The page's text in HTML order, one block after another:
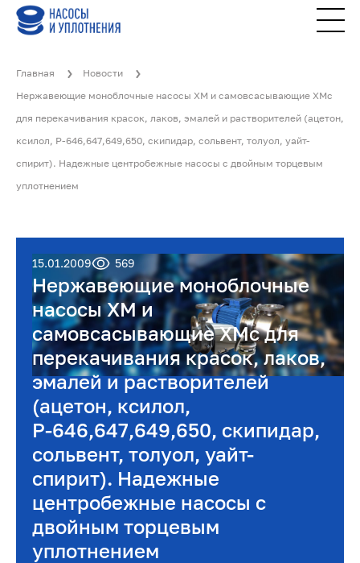
Главная
Новости
Нержавеющие моноблочные насосы ХМ и самовсасывающие ХМс
для перекачивания красок, лаков, эмалей и растворителей (ацетон,
ксилол, Р-646,647,649,650, скипидар, сольвент, толуол, уайт-
спирит). Надежные центробежные насосы с двойным торцевым
уплотнением
15.01.2009 569
Нержавеющие моноблочные
насосы ХМ и
самовсасывающие ХМс для
перекачивания красок, лаков,
эмалей и растворителей
(ацетон, ксилол,
Р-646,647,649,650, скипидар,
сольвент, толуол, уайт-
спирит). Надежные
центробежные насосы с
двойным торцевым
уплотнением